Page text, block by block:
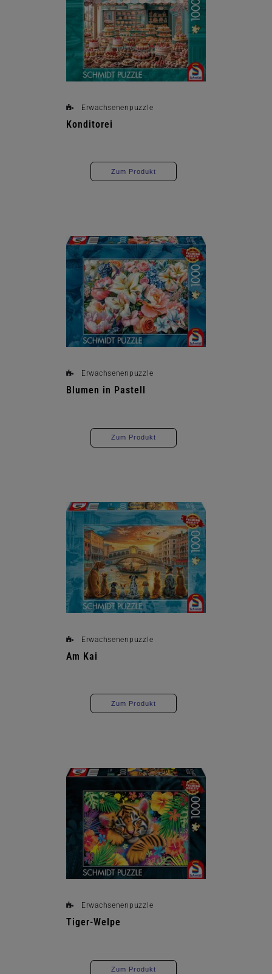
Erwachsenenpuzzle
Konditorei
Zum Produkt
Erwachsenenpuzzle
Blumen in Pastell
Zum Produkt
Erwachsenenpuzzle
Am Kai
Zum Produkt
Erwachsenenpuzzle
Tiger-Welpe
Zum Produkt